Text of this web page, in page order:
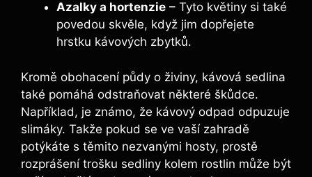
Azalky a hortenzie – ⁣Tyto květiny si také
povedou skvěle, když ⁢jim ⁤dopřejete
⁤hrstku kávových zbytků.
Kromě ​obohacení půdy o živiny, kávová ⁤sedlina
také pomáhá ⁢odstraňovat ⁢některé škůdce.‌
Například,⁢ je známo, že kávový odpad odpuzuje
slimáky.⁣ Takže pokud se‍ ve vaší ⁣zahradě
potýkáte s těmito ⁣nezvanými hosty,​ prostě
rozprášení trošku sedliny kolem rostlin může být